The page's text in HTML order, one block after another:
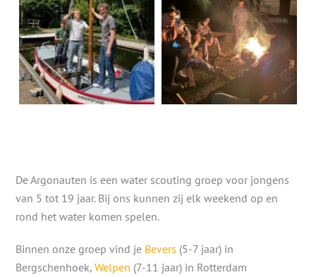
De Argonauten is een water scouting groep voor jongens
van 5 tot 19 jaar. Bij ons kunnen zij elk weekend op en
rond het water komen spelen.
Binnen onze groep vind je Bevers (5-7 jaar) in
Bergschenhoek,Welpen (7-11 jaar) in Rotterdam